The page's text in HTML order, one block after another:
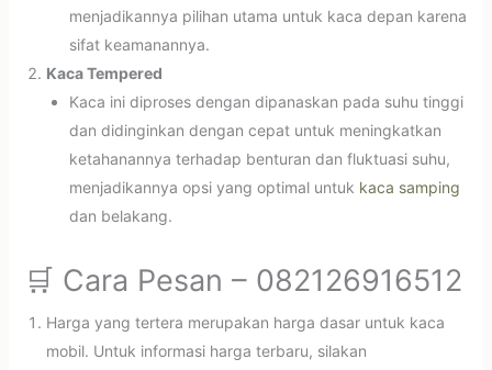
menjadikannya pilihan utama untuk kaca depan karena
sifat keamanannya.
Kaca Tempered
Kaca ini diproses dengan dipanaskan pada suhu tinggi
dan didinginkan dengan cepat untuk meningkatkan
ketahanannya terhadap benturan dan fluktuasi suhu,
menjadikannya opsi yang optimal untuk kaca samping
dan belakang.
🛒 Cara Pesan – 082126916512
Harga yang tertera merupakan harga dasar untuk kaca
mobil. Untuk informasi harga terbaru, silakan